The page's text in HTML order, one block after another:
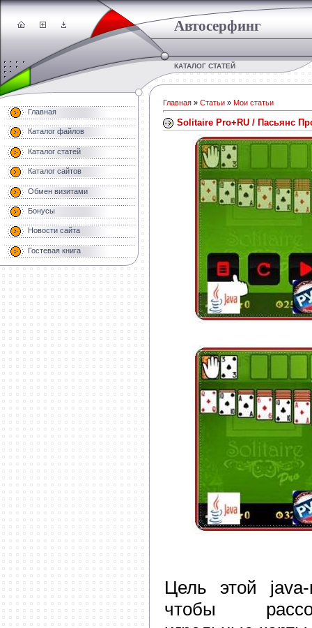
Автосерфинг
КАТАЛОГ СТАТЕЙ
Главная
Каталог файлов
Каталог статей
Каталог сайтов
Обмен визитами
Бонусы
Новости сайта
Гостевая книга
Главная » Статьи » Мои статьи
Solitaire Pro+RU / Пасьянс
Цель этой
чтобы